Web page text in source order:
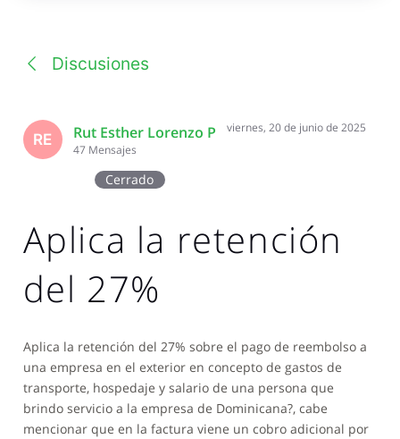
Discusiones
RE Rut Esther Lorenzo P
47 Mensajes
viernes, 20 de junio de 2025
Cerrado
Aplica la retención
del 27%
Aplica la retención del 27% sobre el pago de reembolso a
una empresa en el exterior en concepto de gastos de
transporte, hospedaje y salario de una persona que
brindo servicio a la empresa de Dominicana?, cabe
mencionar que en la factura viene un cobro adicional por